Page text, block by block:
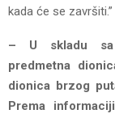
kada će se završiti.”
– U skladu sa
predmetna
dionica brzog
Prema